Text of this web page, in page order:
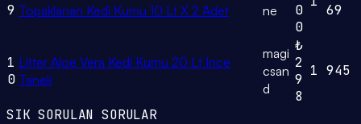
9 Topaklanan Kedi Kumu 10 Lt X 2 Adet
ne
0
0
69
1
0
Litter Aloe Vera Kedi Kumu 20 Lt Ince
Taneli
magi
csan
d
₺
2
9
8
1 945
SIK SORULAN SORULAR